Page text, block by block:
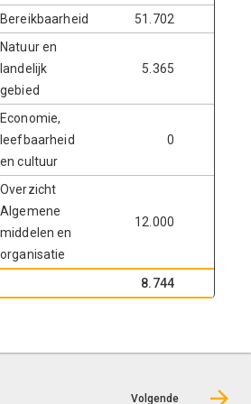
Bereikbaarheid 51.702
Natuur en
landelijk
gebied
5.365
Economie,
leefbaarheid
en cultuur
0
Overzicht
Algemene
middelen en
organisatie
12.000
8.744
Volgende